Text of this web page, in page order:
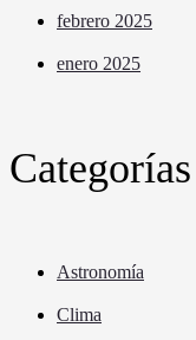
febrero 2025
enero 2025
Categorías
Astronomía
Clima